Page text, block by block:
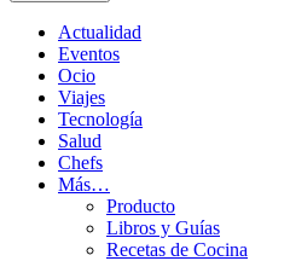
Actualidad
Eventos
Ocio
Viajes
Tecnología
Salud
Chefs
Más…
Producto
Libros y Guías
Recetas de Cocina